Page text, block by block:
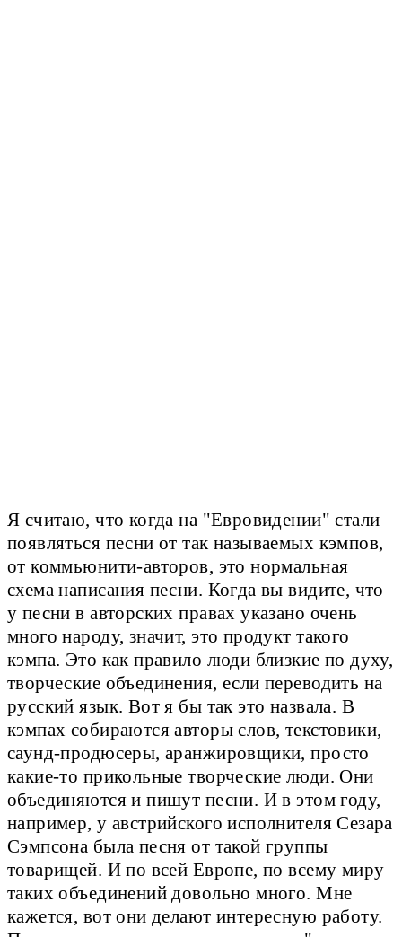
Я считаю, что когда на "Евровидении" стали
появляться песни от так называемых кэмпов,
от коммьюнити-авторов, это нормальная
схема написания песни. Когда вы видите, что
у песни в авторских правах указано очень
много народу, значит, это продукт такого
кэмпа. Это как правило люди близкие по духу,
творческие объединения, если переводить на
русский язык. Вот я бы так это назвала. В
кэмпах собираются авторы слов, текстовики,
саунд-продюсеры, аранжировщики, просто
какие-то прикольные творческие люди. Они
объединяются и пишут песни. И в этом году,
например, у австрийского исполнителя Сезара
Сэмпсона была песня от такой группы
товарищей. И по всей Европе, по всему миру
таких объединений довольно много. Мне
кажется, вот они делают интересную работу.